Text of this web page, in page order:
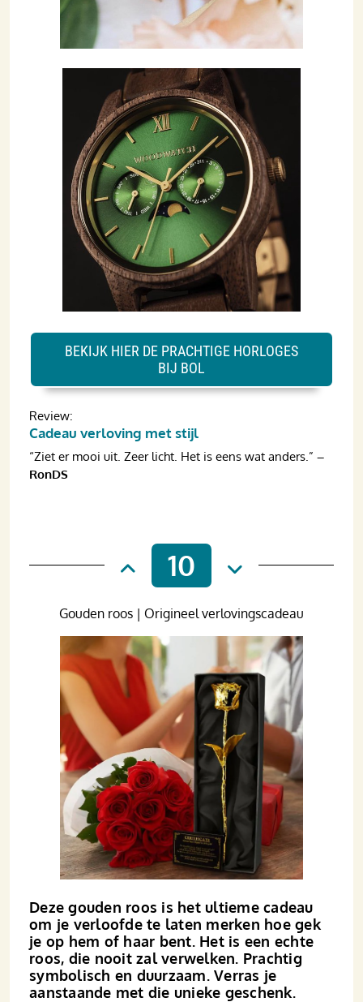
Review:
Cadeau verloving met stijl
“Ziet er mooi uit. Zeer licht. Het is eens wat anders.” –
RonDS
BEKIJK HIER DE PRACHTIGE HORLOGES
BIJ BOL
10
Deze gouden roos is het ultieme cadeau
om je verloofde te laten merken hoe gek
je op hem of haar bent. Het is een echte
roos, die nooit zal verwelken. Prachtig
symbolisch en duurzaam. Verras je
aanstaande met die unieke geschenk.
Gouden roos | Origineel verlovingscadeau